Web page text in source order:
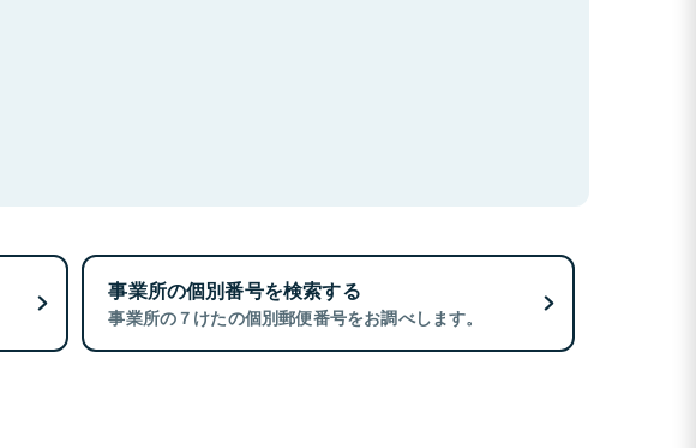
事業所の個別番号を検索する
事業所の７けたの個別郵便番号をお調べします。